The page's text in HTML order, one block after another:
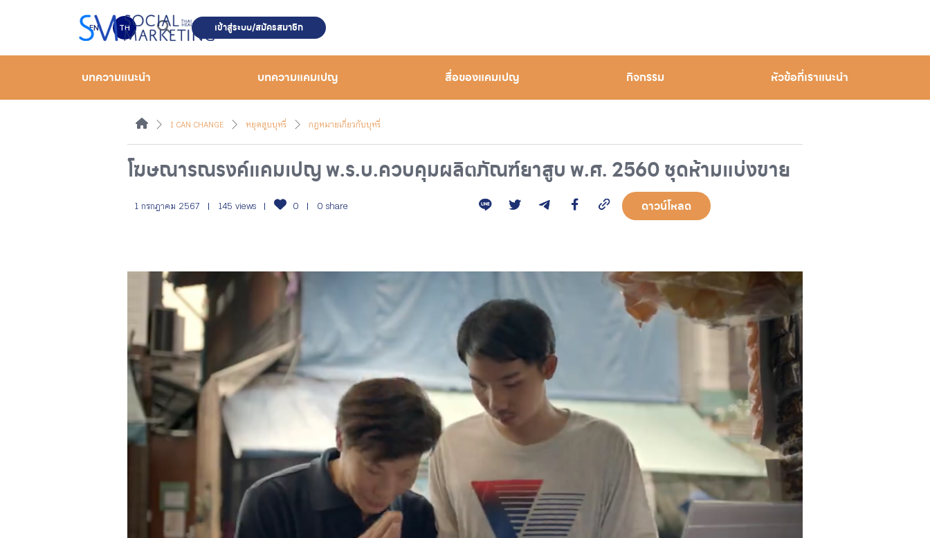
EN TH เข้าสู่ระบบ/สมัครสมาชิก
บทความแนะนำ บทความแคมเปญ สื่อของแคมเปญ กิจกรรม หัวข้อที่เราแนะนำ
I CAN CHANGE หยุดสูบบุหรี่ กฎหมายเกี่ยวกับบุหรี่
โฆษณารณรงค์แคมเปญ พ.ร.บ.ควบคุมผลิตภัณฑ์ยาสูบ พ.ศ. 2560 ชุดห้ามแบ่งขาย
1 กรกฎาคม 2567 145 views 0 0 share ดาวน์โหลด